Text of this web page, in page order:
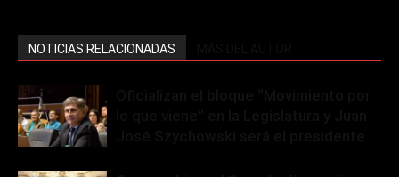
NOTICIAS RELACIONADAS